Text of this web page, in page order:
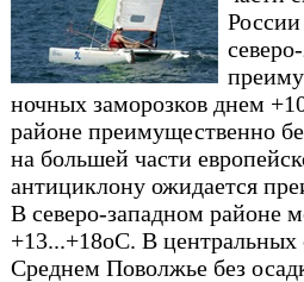
ночных заморозков днем
районе преимущественно
на большей части
антициклону ожидается
В северо-западном районе
+13...+18оС. В центральных
Среднем Поволжье без